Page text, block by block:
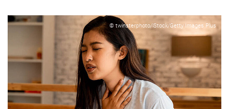
© twinsterphoto/iStock/Getty Images Plus